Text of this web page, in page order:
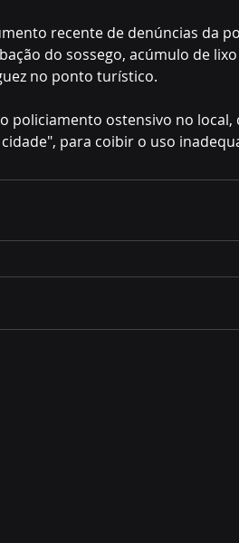
recente de denúncias da
do sossego, acúmulo de
no ponto turístico.
policiamento ostensivo no
para coibir o uso